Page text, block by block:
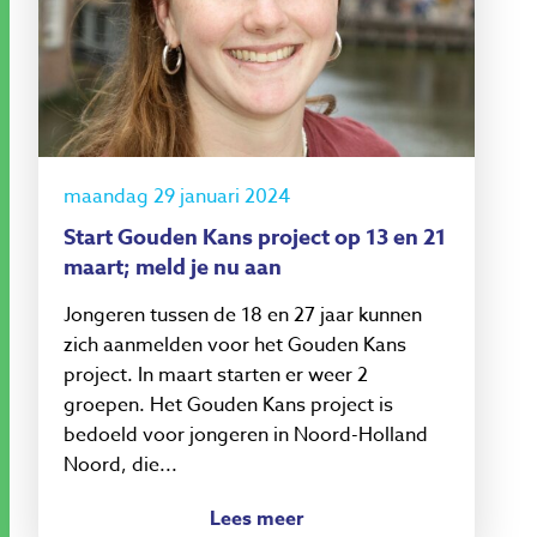
maandag 29 januari 2024
Start Gouden Kans project op 13 en 21
maart; meld je nu aan
Jongeren tussen de 18 en 27 jaar kunnen
zich aanmelden voor het Gouden Kans
project. In maart starten er weer 2
groepen. Het Gouden Kans project is
bedoeld voor jongeren in Noord-Holland
Noord, die...
Lees meer